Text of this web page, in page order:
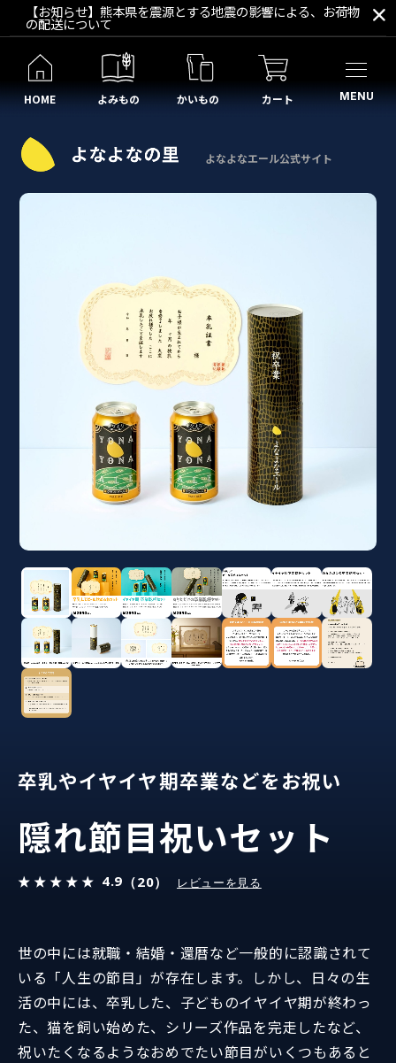
【お知らせ】熊本県を震源とする地震の影響による、お荷物
の配送について
HOME よみもの かいもの カート MENU
よなよなエール公式サイト
卒乳やイヤイヤ期卒業などをお祝い
隠れ節目祝いセット
4.9 （20） レビューを見る
世の中には就職・結婚・還暦など一般的に認識されて
いる「人生の節目」が存在します。しかし、日々の生
活の中には、卒乳した、子どものイヤイヤ期が終わっ
た、猫を飼い始めた、シリーズ作品を完走したなど、
祝いたくなるようなおめでたい節目がいくつもあると